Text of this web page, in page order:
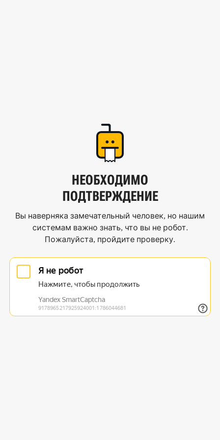
НЕОБХОДИМО
ПОДТВЕРЖДЕНИЕ
Вы наверняка замечательный человек, но нашим
системам важно знать, что вы не робот.
Пожалуйста, пройдите проверку.